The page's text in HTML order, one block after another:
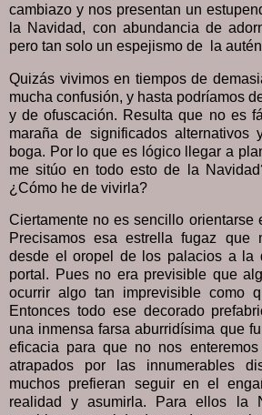
cambiazo y nos presentan un
la Navidad, con abundancia de
pero tan solo un espejismo de la
Quizás vivimos en tiempos de
mucha confusión, y hasta podríamos
y de ofuscación. Resulta que no es
maraña de significados alternativos
boga. Por lo que es lógico llegar a
me sitúo en todo esto de la
¿Cómo he de vivirla?
Ciertamente no es sencillo orientarse
Precisamos esa estrella fugaz que
desde el oropel de los palacios a la
portal. Pues no era previsible que
ocurrir algo tan imprevisible como
Entonces todo ese decorado
una inmensa farsa aburridísima que
eficacia para que no nos
atrapados por las innumerables
muchos prefieran seguir en el
realidad y asumirla. Para ellos la